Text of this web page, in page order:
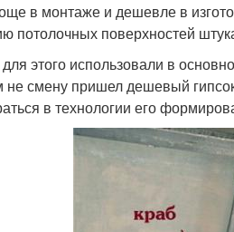
в монтаже и дешевле в
потолочных поверхностей
этого использовали в
не смену пришел дешевый
в технологии его